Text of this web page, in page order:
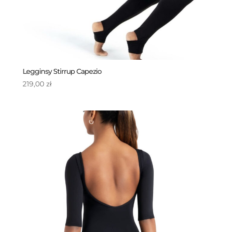
Legginsy Stirrup Capezio
219,00 zł